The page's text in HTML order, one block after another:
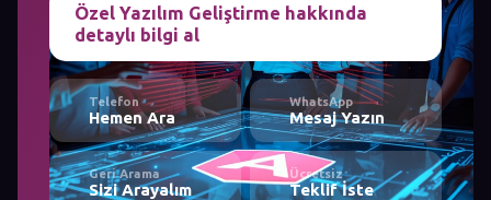
Özel Yazılım Geliştirme hakkında
detaylı bilgi al
Telefon
Hemen Ara
WhatsApp
Mesaj Yazın
Geri Arama
Sizi Arayalım
Ücretsiz
Teklif İste